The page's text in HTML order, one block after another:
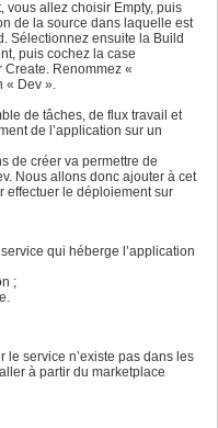
vous allez choisir Empty, puis
de la source dans laquelle est
Sélectionnez ensuite la Build
puis cochez la case
Renommez «
« Dev ».
de tâches, de flux travail et
de l’application sur un
de créer va permettre de
Nous allons donc ajouter à cet
effectuer le déploiement sur
qui héberge l’application
;
service n’existe pas dans les
à partir du marketplace